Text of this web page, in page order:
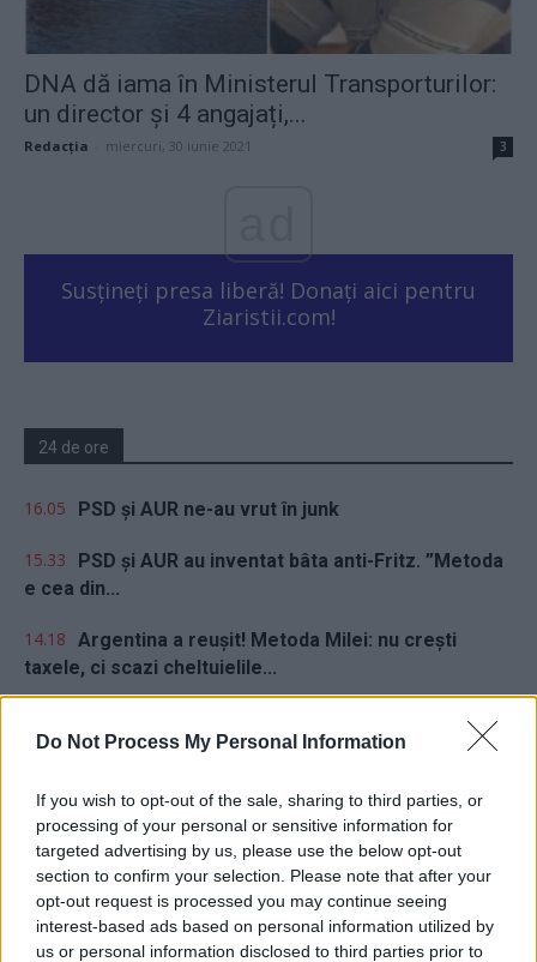
Do Not Process My Personal Information
If you wish to opt-out of the sale, sharing to third parties, or
processing of your personal or sensitive information for
targeted advertising by us, please use the below opt-out
section to confirm your selection. Please note that after your
opt-out request is processed you may continue seeing
interest-based ads based on personal information utilized by
us or personal information disclosed to third parties prior to
DNA dă iama în Ministerul Transporturilor:
un director și 4 angajați,...
Redacţia miercuri, 30 iunie 2021 3
Susțineți presa liberă! Donați aici pentru
Ziaristii.com!
24 de ore
16.05 PSD și AUR ne-au vrut în junk
15.33
PSD și AUR au inventat bâta anti-Fritz. ”Metoda
e cea din...
14.18 Argentina a reușit! Metoda Milei: nu crești
taxele, ci scazi cheltuielile...
18.09 Coaliția antieuropeană PSD–AUR se bucură:
fluviul Dunărea se trece cu piciorul!
17.32 Vă veți blestema zilele, pesedeilor!